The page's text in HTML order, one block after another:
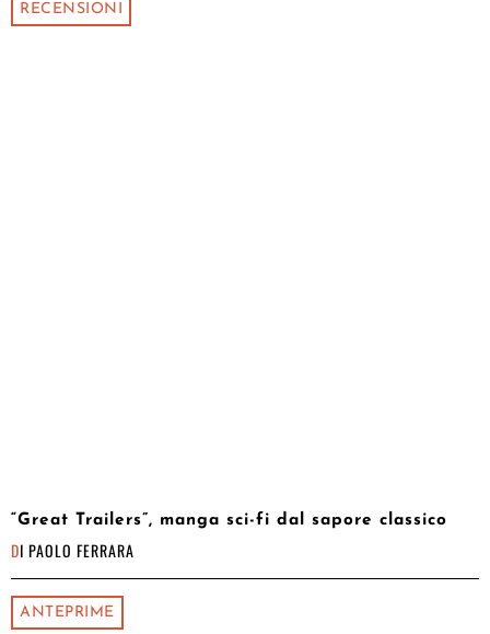
RECENSIONI
“Great Trailers”, manga sci-fi dal sapore classico
DI PAOLO FERRARA
ANTEPRIME